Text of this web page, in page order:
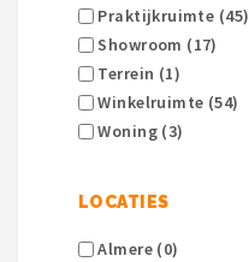
Praktijkruimte (45)
Showroom (17)
Terrein (1)
Winkelruimte (54)
Woning (3)
LOCATIES
Almere (0)